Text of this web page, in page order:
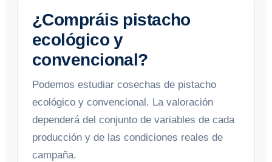
¿Compráis pistacho
ecológico y
convencional?
Podemos estudiar cosechas de pistacho
ecológico y convencional. La valoración
dependerá del conjunto de variables de cada
producción y de las condiciones reales de
campaña.